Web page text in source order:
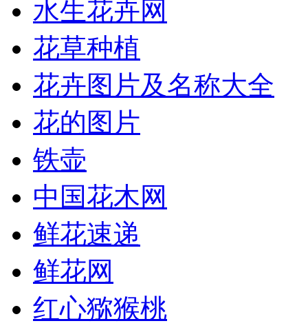
水生花卉网
花草种植
花卉图片及名称大全
花的图片
铁壶
中国花木网
鲜花速递
鲜花网
红心猕猴桃